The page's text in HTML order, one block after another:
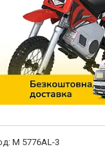
M 5776AL-3